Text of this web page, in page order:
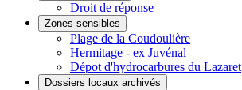
Droit de réponse
Zones sensibles
Plage de la Coudoulière
Hermitage - ex Juvénal
Dépot d'hydrocarbures du Lazaret
Dossiers locaux archivés